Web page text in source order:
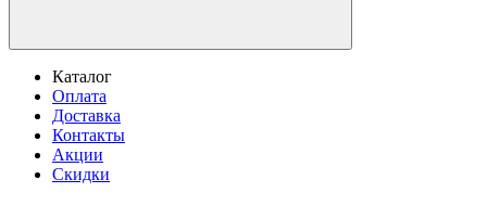
Каталог
Оплата
Доставка
Контакты
Акции
Скидки